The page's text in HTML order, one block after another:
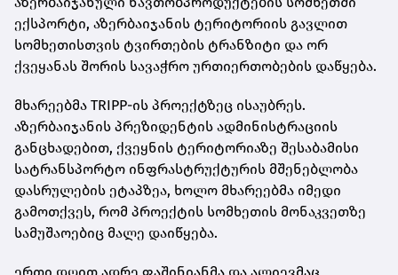
ექსპორტი, აზერბაიჯანის ტერიტორიის გავლით
სომხეთისთვის ტვირთების ტრანზიტი და ორ
ქვეყანას შორის სავაჭრო ურთიერთობების დაწყება.
მხარეებმა TRIPP-ის პროექტზეც ისაუბრეს.
აზერბაიჯანის პრეზიდენტის ადმინისტრაციის
განცხადებით, ქვეყნის ტერიტორიაზე შესაბამისი
სატრანსპორტო ინფრასტრუქტურის მშენებლობა
დასრულების ეტაპზეა, ხოლო მხარეებმა იმედი
გამოთქვეს, რომ პროექტის სომხეთის მონაკვეთზე
სამუშაოებიც მალე დაიწყება.